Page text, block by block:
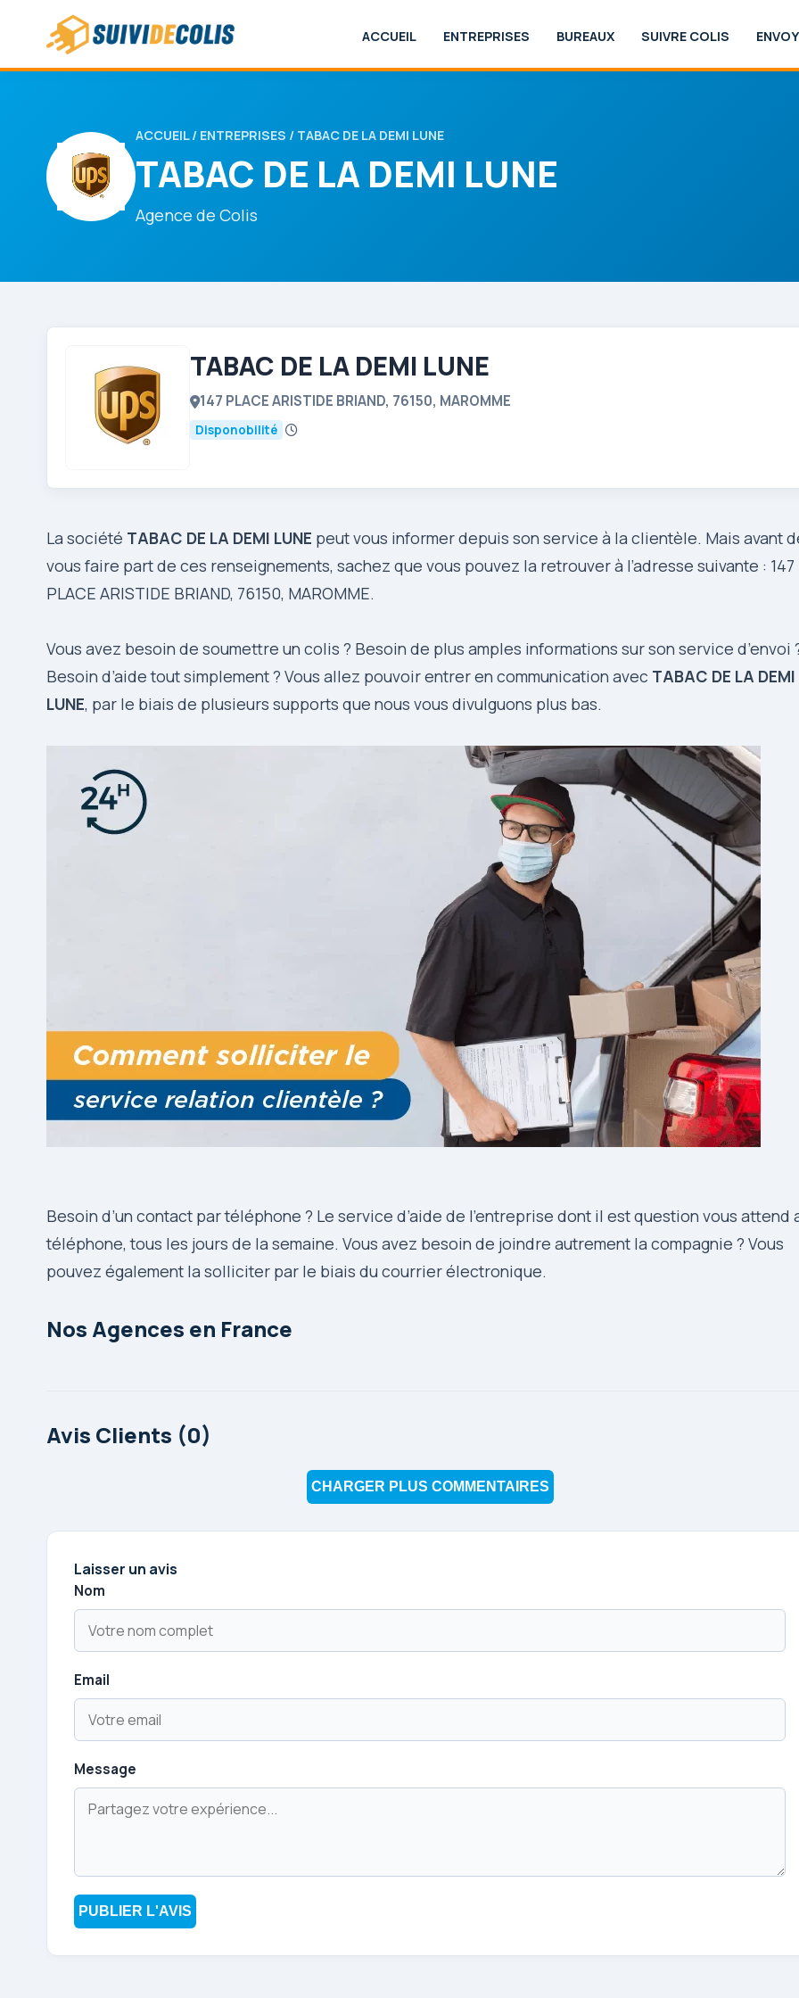
ACCUEIL ENTREPRISES BUREAUX SUIVRE COLIS
ACCUEIL/ ENTREPRISES / TABAC DE LA DEMI LUNE
TABAC DE LA DEMI LUNE
Agence de Colis
TABAC DE LA DEMI LUNE
147 PLACE ARISTIDE BRIAND, 76150, MAROMME
Disponobilité
La société TABAC DE LA DEMI LUNE peut vous informer depuis son service à la clientèle. Mais avant
vous faire part de ces renseignements, sachez que vous pouvez la retrouver à l’adresse suivante : 147
PLACE ARISTIDE BRIAND, 76150, MAROMME.
Vous avez besoin de soumettre un colis ? Besoin de plus amples informations sur son service d’envoi
Besoin d’aide tout simplement ? Vous allez pouvoir entrer en communication avec TABAC DE LA DEMI
LUNE, par le biais de plusieurs supports que nous vous divulguons plus bas.
Besoin d’un contact par téléphone ? Le service d’aide de l’entreprise dont il est question vous attend
téléphone, tous les jours de la semaine. Vous avez besoin de joindre autrement la compagnie ? Vous
pouvez également la solliciter par le biais du courrier électronique.
Nos Agences en France
Avis Clients (0)
CHARGER PLUS COMMENTAIRES
Laisser un avis
Nom
Email
Message
PUBLIER L'AVIS